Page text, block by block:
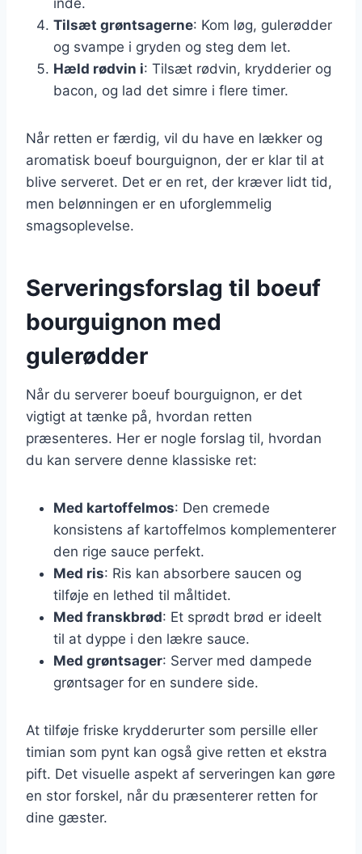
Tilsæt grøntsagerne: Kom løg, gulerødder
og svampe i gryden og steg dem let.
Hæld rødvin i: Tilsæt rødvin, krydderier og
bacon, og lad det simre i flere timer.
Når retten er færdig, vil du have en lækker og
aromatisk boeuf bourguignon, der er klar til at
blive serveret. Det er en ret, der kræver lidt tid,
men belønningen er en uforglemmelig
smagsoplevelse.
Serveringsforslag til boeuf
bourguignon med
gulerødder
Når du serverer boeuf bourguignon, er det
vigtigt at tænke på, hvordan retten
præsenteres. Her er nogle forslag til, hvordan
du kan servere denne klassiske ret:
Med kartoffelmos: Den cremede
konsistens af kartoffelmos komplementerer
den rige sauce perfekt.
Med ris: Ris kan absorbere saucen og
tilføje en lethed til måltidet.
Med franskbrød: Et sprødt brød er ideelt
til at dyppe i den lækre sauce.
Med grøntsager: Server med dampede
grøntsager for en sundere side.
At tilføje friske krydderurter som persille eller
timian som pynt kan også give retten et ekstra
pift. Det visuelle aspekt af serveringen kan gøre
en stor forskel, når du præsenterer retten for
dine gæster.